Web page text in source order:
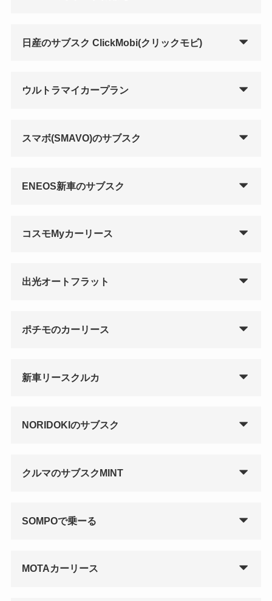
日産のサブスク ClickMobi(クリックモビ)
ウルトラマイカープラン
スマボ(SMAVO)のサブスク
ENEOS新車のサブスク
コスモMyカーリース
出光オートフラット
ポチモのカーリース
新車リースクルカ
NORIDOKIのサブスク
クルマのサブスクMINT
SOMPOで乗ーる
MOTAカーリース